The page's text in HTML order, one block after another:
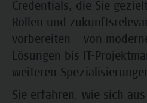
Credentials, die Sie
Rollen und
vorbereiten – von
Lösungen bis IT-
weiteren
Sie erfahren, wie sich